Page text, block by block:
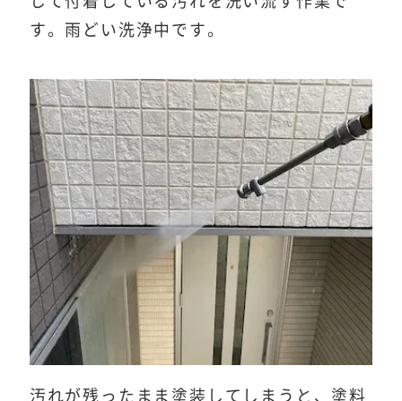
す。雨どい洗浄中です。
汚れが残ったまま塗装してしまうと、塗料